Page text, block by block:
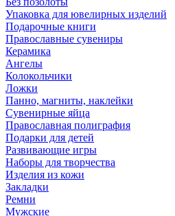
Упаковка для ювелирных изделий
Подарочные книги
Православные сувениры
Керамика
Ангелы
Колокольчики
Ложки
Панно, магниты, наклейки
Сувенирные яйца
Православная полиграфия
Подарки для детей
Развивающие игры
Наборы для творчества
Изделия из кожи
Закладки
Ремни
Мужские